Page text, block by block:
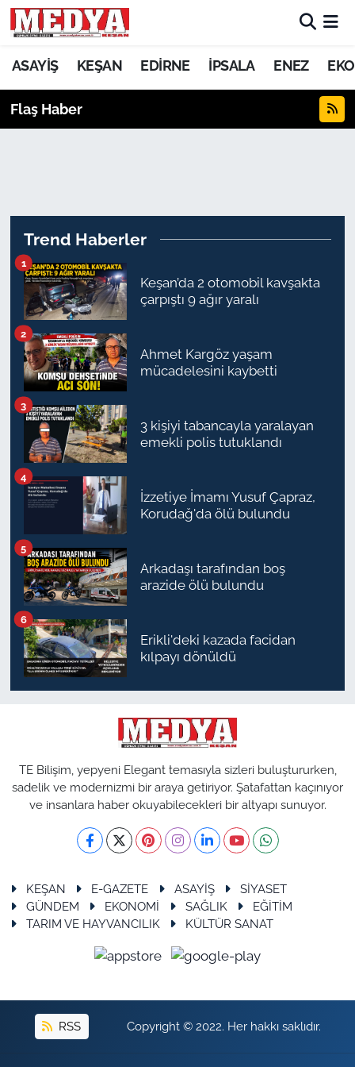
ASAYİŞ KEŞAN EDİRNE İPSALA ENEZ
Flaş Haber
Trend Haberler
Keşan’da 2 otomobil kavşakta
çarpıştı 9 ağır yaralı
1
Ahmet Kargöz yaşam
mücadelesini kaybetti
2
3 kişiyi tabancayla yaralayan
emekli polis tutuklandı
3
İzzetiye İmamı Yusuf Çapraz,
Korudağ'da ölü bulundu
4
Arkadaşı tarafından boş
arazide ölü bulundu
5
Erikli'deki kazada facidan
kılpayı dönüldü
6
TE Bilişim, yepyeni Elegant temasıyla sizleri buluştururken,
sadelik ve modernizmi bir araya getiriyor. Şatafattan kaçınıyor
ve insanlara haber okuyabilecekleri bir altyapı sunuyor.
KEŞAN E-GAZETE ASAYİŞ
SİYASET
GÜNDEM
EKONOMİ SAĞLIK
EĞİTİM
TARIM VE HAYVANCILIK
KÜLTÜR SANAT
RSS Copyright © 2022. Her hakkı saklıdır.
KEŞAN
E-GAZETE
EKONOMİ
SAĞLIK
EĞİTİM
TARIM VE HAYVANCILIK
KÜLTÜR SANAT
RESMİ İLAN
SPOR
YAŞAM
EDİRNE
TEKİRDAĞ
KIRKLARELİ
Bölge
Güvenlik
Politika
Flaş Haber
Magazin